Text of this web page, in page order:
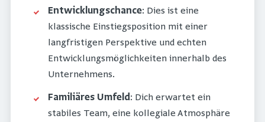
Entwicklungschance: Dies ist eine
klassische Einstiegsposition mit einer
langfristigen Perspektive und echten
Entwicklungsmöglichkeiten innerhalb des
Unternehmens.
Familiäres Umfeld: Dich erwartet ein
stabiles Team, eine kollegiale Atmosphäre